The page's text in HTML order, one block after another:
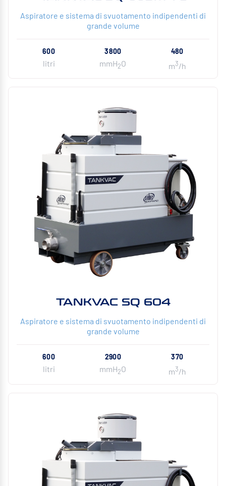
Aspiratore e sistema di svuotamento indipendenti di
grande volume
600
litri
3800
mmH2O
480
m3/h
TANKVAC SQ 604
Aspiratore e sistema di svuotamento indipendenti di
grande volume
600
litri
2900
mmH2O
370
m3/h